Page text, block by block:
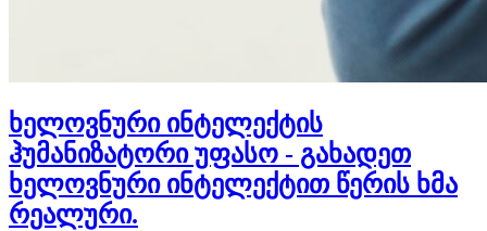
ხელოვნური ინტელექტის
ჰუმანიზატორი უფასო - გახადეთ
ხელოვნური ინტელექტით წერის ხმა
რეალური.